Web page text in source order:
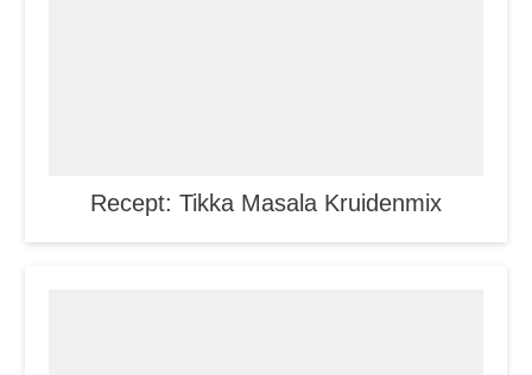
Recept: Tikka Masala Kruidenmix